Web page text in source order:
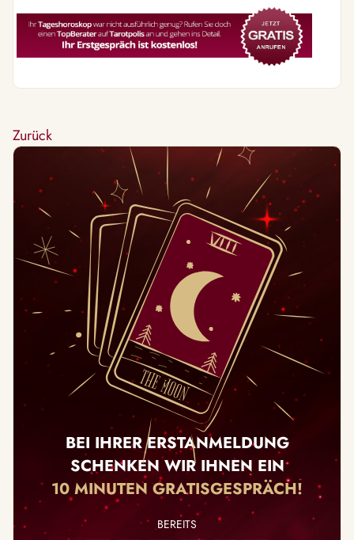
Zurück
BEI IHRER ERSTANMELDUNG
SCHENKEN WIR IHNEN EIN
10 MINUTEN GRATISGESPRÄCH!